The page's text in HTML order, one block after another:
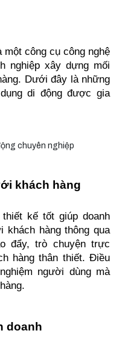
công cụ công nghệ
nghiệp xây dựng mối
Dưới đây là những
di động được gia
khách hàng
kế tốt giúp doanh
hàng thông qua
đẩy, trò chuyện trực
hàng thân thiết. Điều
người dùng mà
doanh